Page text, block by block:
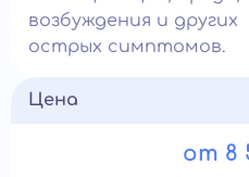
возбуждения и других
острых симптомов.
Цена
от 8